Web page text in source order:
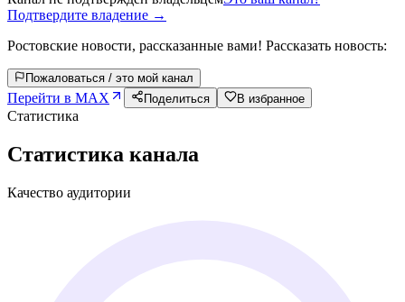
Подтвердите владение →
Ростовские новости, рассказанные вами! Рассказать новость:
Пожаловаться / это мой канал
Перейти в MAX Поделиться В избранное
Статистика
Статистика канала
Качество аудитории